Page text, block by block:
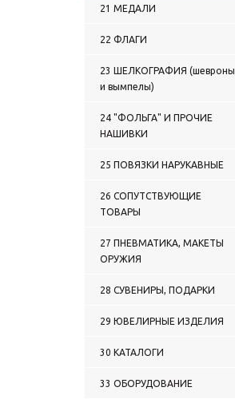
2019 ЗНАЧКИ
2020 ЗНАЧКИ Организации,
2021 ЗНАЧКИ Космос
2022 ЗНАЧКИ Транспорт
категории
2025 ЗНАЧКИ СНГ
21 МЕДАЛИ
22 ФЛАГИ
23 ШЕЛКОГРАФИЯ (шевроны
и вымпелы)
24 "ФОЛЬГА" И ПРОЧИЕ
НАШИВКИ
25 ПОВЯЗКИ НАРУКАВНЫЕ
26 СОПУТСТВУЮЩИЕ
ТОВАРЫ
27 ПНЕВМАТИКА, МАКЕТЫ
ОРУЖИЯ
28 СУВЕНИРЫ, ПОДАРКИ
29 ЮВЕЛИРНЫЕ ИЗДЕЛИЯ
30 КАТАЛОГИ
33 ОБОРУДОВАНИЕ